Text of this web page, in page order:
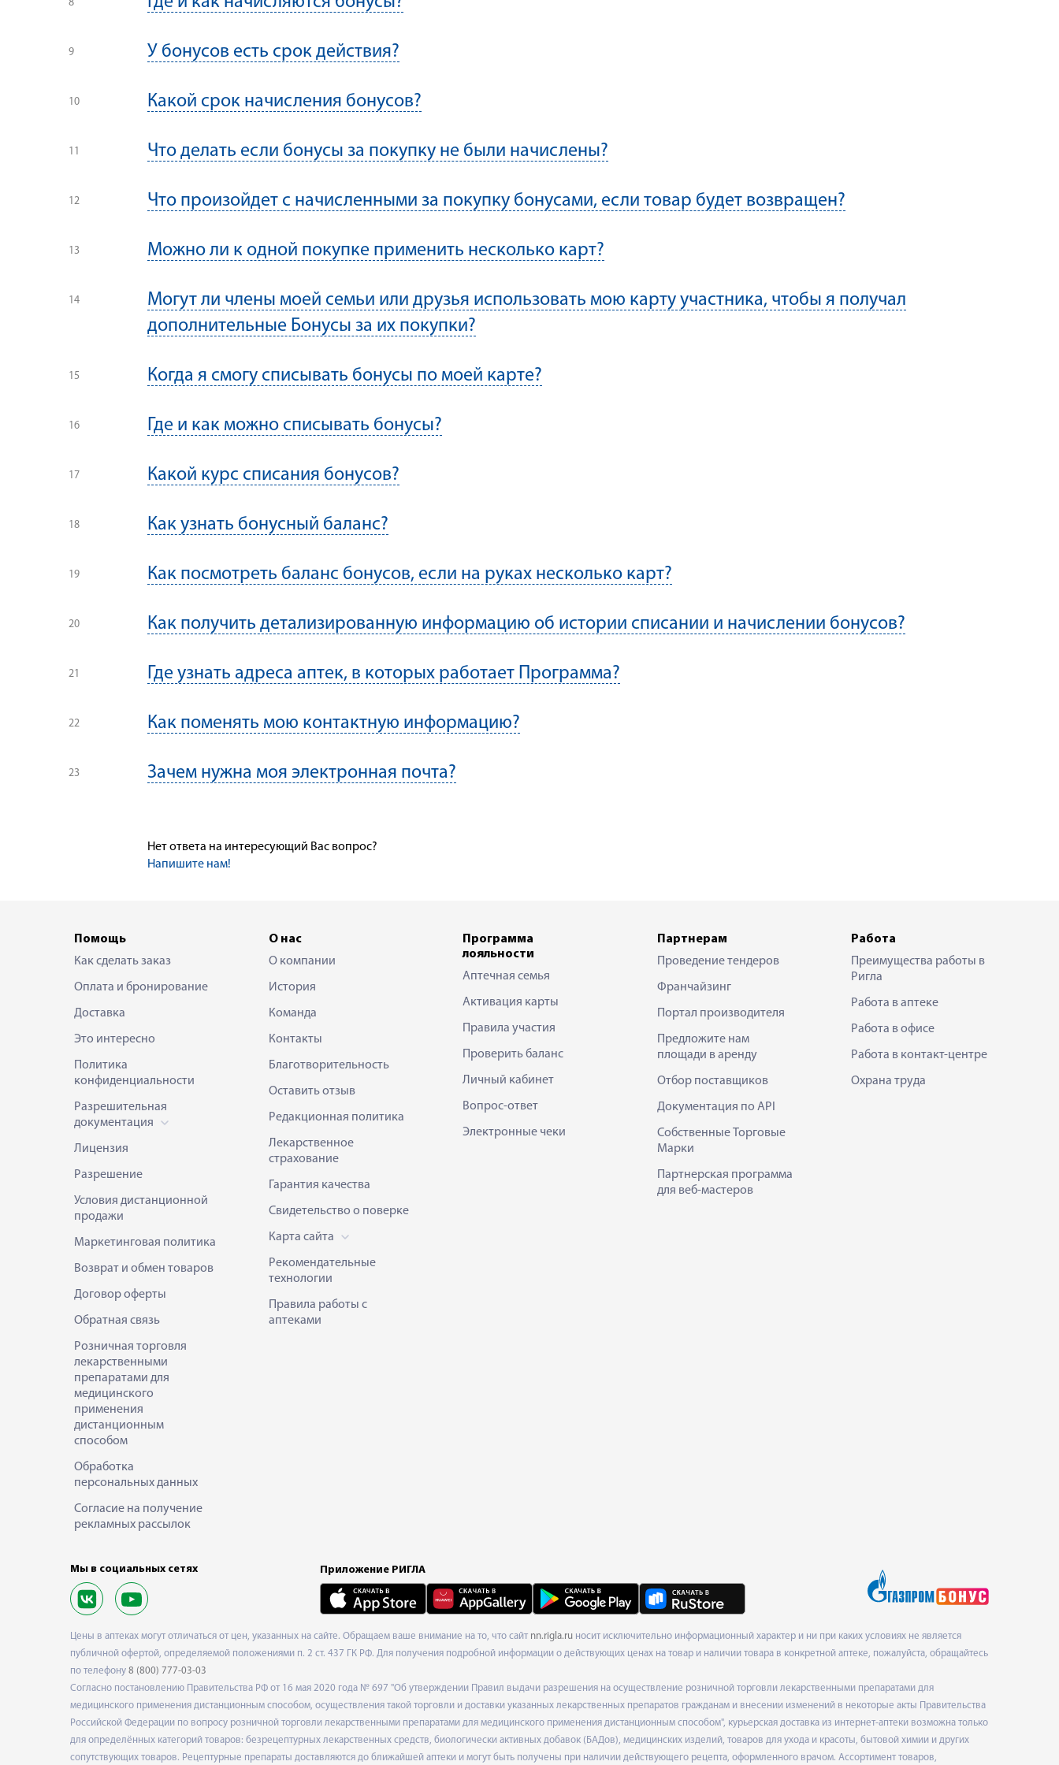
У бонусов есть срок действия?
Какой срок начисления бонусов?
Что делать если бонусы за покупку не были начислены?
Что произойдет с начисленными за покупку бонусами, если товар будет возвращен?
Можно ли к одной покупке применить несколько карт?
Могут ли члены моей семьи или друзья использовать мою карту участника, чтобы я получал
дополнительные Бонусы за их покупки?
Когда я смогу списывать бонусы по моей карте?
Где и как можно списывать бонусы?
Какой курс списания бонусов?
Как узнать бонусный баланс?
Как посмотреть баланс бонусов, если на руках несколько карт?
Как получить детализированную информацию об истории списании и начислении бонусов?
Где узнать адреса аптек, в которых работает Программа?
Как поменять мою контактную информацию?
Зачем нужна моя электронная почта?
Нет ответа на интересующий Вас вопрос?
Напишите нам!
Помощь
Как сделать заказ
Оплата и бронирование
Доставка
Это интересно
Политика
конфиденциальности
Разрешительная
документация
Лицензия
Разрешение
Условия дистанционной
продажи
Маркетинговая политика
Возврат и обмен товаров
Договор оферты
Обратная связь
Розничная торговля
лекарственными
препаратами для
медицинского
применения
дистанционным
способом
Обработка
персональных данных
Согласие на получение
рекламных рассылок
О нас
О компании
История
Команда
Контакты
Благотворительность
Оставить отзыв
Редакционная политика
Лекарственное
страхование
Гарантия качества
Свидетельство о поверке
Карта сайта
Рекомендательные
технологии
Правила работы с
аптеками
Программа
лояльности
Аптечная семья
Активация карты
Правила участия
Проверить баланс
Личный кабинет
Вопрос-ответ
Электронные чеки
Партнерам
Проведение тендеров
Франчайзинг
Портал производителя
Предложите нам
площади в аренду
Отбор поставщиков
Документация по API
Собственные Торговые
Марки
Партнерская программа
для веб-мастеров
Работа
Преимущества работы в
Ригла
Работа в аптеке
Работа в офисе
Работа в контакт-центре
Охрана труда
Мы в социальных сетях Приложение РИГЛА
Цены в аптеках могут отличаться от цен, указанных на сайте. Обращаем ваше внимание на то, что сайт nn.rigla.ru носит исключительно информационный характер и ни при каких условиях не является
публичной офертой, определяемой положениями п. 2 ст. 437 ГК РФ. Для получения подробной информации о действующих ценах на товар и наличии товара в конкретной аптеке, пожалуйста, обращайтесь
по телефону 8 (800) 777-03-03
Согласно постановлению Правительства РФ от 16 мая 2020 года № 697 "Об утверждении Правил выдачи разрешения на осуществление розничной торговли лекарственными препаратами для
медицинского применения дистанционным способом, осуществления такой торговли и доставки указанных лекарственных препаратов гражданам и внесении изменений в некоторые акты Правительства
Российской Федерации по вопросу розничной торговли лекарственными препаратами для медицинского применения дистанционным способом", курьерская доставка из интернет-аптеки возможна только
для определённых категорий товаров: безрецептурных лекарственных средств, биологически активных добавок (БАДов), медицинских изделий, товаров для ухода и красоты, бытовой химии и других
сопутствующих товаров. Рецептурные препараты доставляются до ближайшей аптеки и могут быть получены при наличии действующего рецепта, оформленного врачом. Ассортимент товаров,